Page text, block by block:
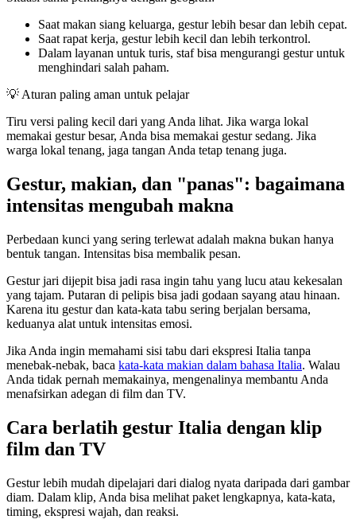
Saat makan siang keluarga, gestur lebih besar dan lebih cepat.
Saat rapat kerja, gestur lebih kecil dan lebih terkontrol.
Dalam layanan untuk turis, staf bisa mengurangi gestur untuk
menghindari salah paham.
💡 Aturan paling aman untuk pelajar
Tiru versi paling kecil dari yang Anda lihat. Jika warga lokal
memakai gestur besar, Anda bisa memakai gestur sedang. Jika
warga lokal tenang, jaga tangan Anda tetap tenang juga.
Gestur, makian, dan "panas": bagaimana
intensitas mengubah makna
Perbedaan kunci yang sering terlewat adalah makna bukan hanya
bentuk tangan. Intensitas bisa membalik pesan.
Gestur jari dijepit bisa jadi rasa ingin tahu yang lucu atau kekesalan
yang tajam. Putaran di pelipis bisa jadi godaan sayang atau hinaan.
Karena itu gestur dan kata-kata tabu sering berjalan bersama,
keduanya alat untuk intensitas emosi.
Jika Anda ingin memahami sisi tabu dari ekspresi Italia tanpa
menebak-nebak, baca kata-kata makian dalam bahasa Italia. Walau
Anda tidak pernah memakainya, mengenalinya membantu Anda
menafsirkan adegan di film dan TV.
Cara berlatih gestur Italia dengan klip
film dan TV
Gestur lebih mudah dipelajari dari dialog nyata daripada dari gambar
diam. Dalam klip, Anda bisa melihat paket lengkapnya, kata-kata,
timing, ekspresi wajah, dan reaksi.